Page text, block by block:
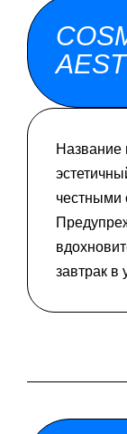
Название
честными
завтрак в